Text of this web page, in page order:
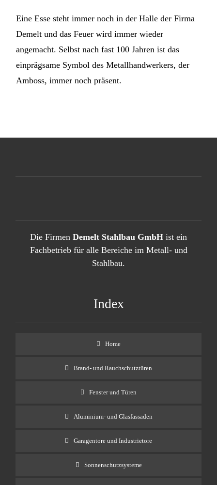
Eine Esse steht immer noch in der Halle der Firma
Demelt und das Feuer wird immer wieder
angemacht. Selbst nach fast 100 Jahren ist das
einprägsame Symbol des Metallhandwerkers, der
Amboss, immer noch präsent.
Die Firmen Demelt Stahlbau GmbH ist ein
Fachbetrieb für alle Bereiche im Metall- und
Stahlbau.
Index
Home
Brand- und Rauchschutztüren
Fenster und Türen
Aluminium- und Glasfassaden
Garagentore und Industrietore
Sonnenschutzsysteme